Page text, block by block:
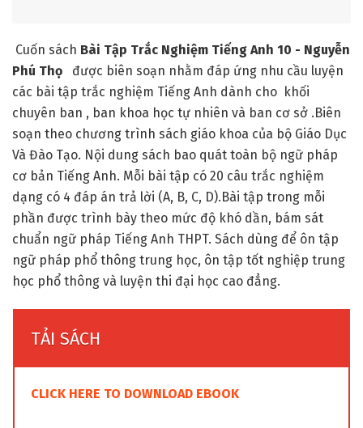
Cuốn sách Bài Tập Trắc Nghiệm Tiếng Anh 10 - Nguyễn
Phú Thọ được biên soạn nhằm đáp ứng nhu cầu luyện
các bài tập trắc nghiệm Tiếng Anh dành cho khối
chuyên ban , ban khoa học tự nhiên và ban cơ sở .Biên
soạn theo chương trình sách giáo khoa của bộ Giáo Dục
Và Đào Tạo. Nội dung sách bao quát toàn bộ ngữ pháp
cơ bản Tiếng Anh. Mỗi bài tập có 20 câu trắc nghiệm
dạng có 4 đáp án trả lời (A, B, C, D).Bài tập trong mỗi
phần được trình bày theo mức độ khó dần, bám sát
chuẩn ngữ pháp Tiếng Anh THPT. Sách dùng để ôn tập
ngữ pháp phổ thông trung học, ôn tập tốt nghiệp trung
học phổ thông và luyện thi đại học cao đẳng.
TẢI SÁCH
CLICK HERE TO DOWNLOAD EBOOK